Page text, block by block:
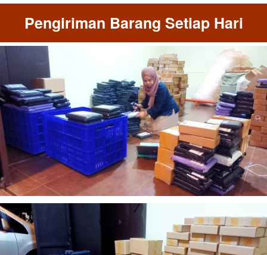
Pengiriman Barang Setiap Hari